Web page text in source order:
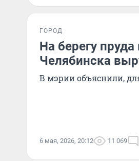
ГОРОД
На берегу
Челябинска
В мэрии объяснили,
6 мая, 2026, 20:12 11 069